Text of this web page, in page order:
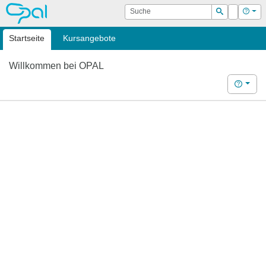
OPAL Suche
Suchen
Login Hilfe
Startseite Kursangebote
Willkommen bei OPAL
Hilfe